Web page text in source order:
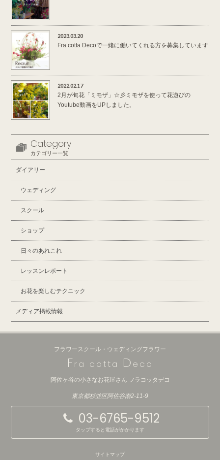
2023.03.20
Fra cotta Decoで一緒に働いてくれる方を募集しています
2022.02.17
2月が旬花「ミモザ」☆彡ミモザを使って花遊びの
Youtube動画をUPしました。
Category
カテゴリー一覧
ダイアリー
ウェディング
スクール
ショップ
日々のあれこれ
レッスンレポート
お花を楽しむテクニック
メディア掲載情報
フラワースクール・ウェディングフラワー
Fra cotta D eco
阿佐ヶ谷の小さなお花屋さん フラコッタデコ
東京都杉並区阿佐谷南2-11-9
03-6765-9512
タップすると電話がかかります
サイトマップ